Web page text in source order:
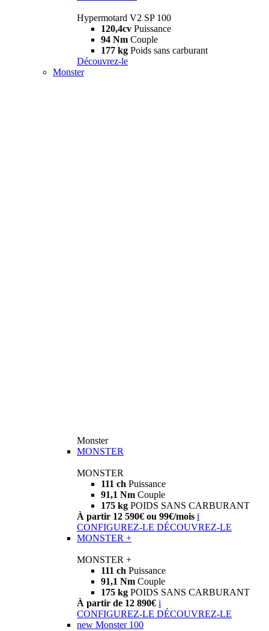
Hypermotard V2 SP 100
120,4cv Puissance
94 Nm Couple
177 kg Poids sans carburant
Découvrez-le
Monster
Monster
MONSTER
MONSTER
111 ch Puissance
91,1 Nm Couple
175 kg POIDS SANS CARBURANT
À partir 12 590€ ou 99€/mois i
CONFIGUREZ-LE DÉCOUVREZ-LE
MONSTER +
MONSTER +
111 ch Puissance
91,1 Nm Couple
175 kg POIDS SANS CARBURANT
À partir de 12 890€ i
CONFIGUREZ-LE DÉCOUVREZ-LE
new Monster 100